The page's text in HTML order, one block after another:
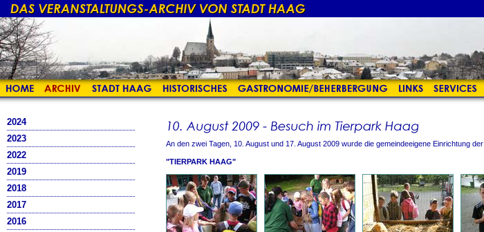
2024
2023
2022
2019
2018
2017
2016
An den zwei Tagen, 10. August und 17. August 2009 wurde die gemeindeeigene Einrichtung der
"TIERPARK HAAG"